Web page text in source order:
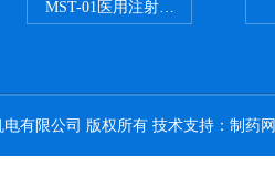
MST-01医用注射器测试仪
有限公司 版权所有 技术支持： 制药网